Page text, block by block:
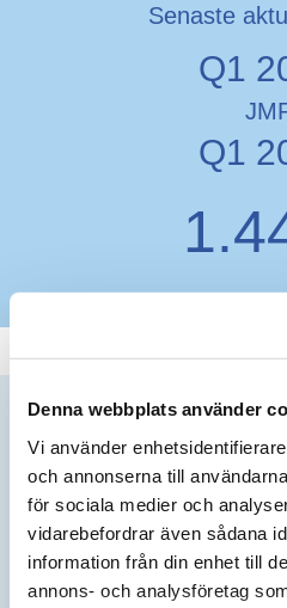
Denna webbplats använder
Vi använder
och annonserna till
för sociala medier och
vidarebefordrar även sådana
information från din enhet till
annons- och analysföretag
Senaste
Q1
Q1
BERÄKNA INDEX
AKTUELLT ÅR